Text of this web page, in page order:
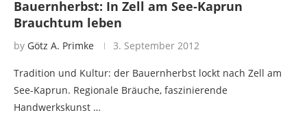
Bauernherbst: In Zell am See-Kaprun
Brauchtum leben
by Götz A. Primke 3. September 2012
Tradition und Kultur: der Bauernherbst lockt nach Zell am
See-Kaprun. Regionale Bräuche, faszinierende
Handwerkskunst …